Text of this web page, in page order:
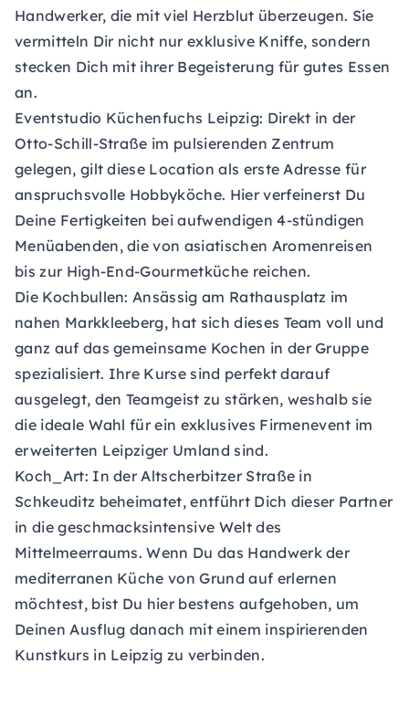
Handwerker, die mit viel Herzblut überzeugen. Sie
vermitteln Dir nicht nur exklusive Kniffe, sondern
stecken Dich mit ihrer Begeisterung für gutes Essen
an.
Eventstudio Küchenfuchs Leipzig: Direkt in der
Otto-Schill-Straße im pulsierenden Zentrum
gelegen, gilt diese Location als erste Adresse für
anspruchsvolle Hobbyköche. Hier verfeinerst Du
Deine Fertigkeiten bei aufwendigen 4-stündigen
Menüabenden, die von asiatischen Aromenreisen
bis zur High-End-Gourmetküche reichen.
Die Kochbullen: Ansässig am Rathausplatz im
nahen Markkleeberg, hat sich dieses Team voll und
ganz auf das gemeinsame Kochen in der Gruppe
spezialisiert. Ihre Kurse sind perfekt darauf
ausgelegt, den Teamgeist zu stärken, weshalb sie
die ideale Wahl für ein exklusives Firmenevent im
erweiterten Leipziger Umland sind.
Koch_Art: In der Altscherbitzer Straße in
Schkeuditz beheimatet, entführt Dich dieser Partner
in die geschmacksintensive Welt des
Mittelmeerraums. Wenn Du das Handwerk der
mediterranen Küche von Grund auf erlernen
möchtest, bist Du hier bestens aufgehoben, um
Deinen Ausflug danach mit einem inspirierenden
Kunstkurs in Leipzig zu verbinden.